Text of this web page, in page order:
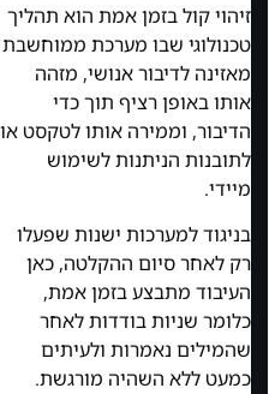
זיהוי קול בזמן אמת הוא תהליך
טכנולוגי שבו מערכת ממוחשבת
מאזינה לדיבור אנושי, מזהה
אותו באופן רציף תוך כדי
הדיבור, וממירה אותו לטקסט או
לתובנות הניתנות לשימוש
מיידי.
בניגוד למערכות ישנות שפעלו
רק לאחר סיום ההקלטה, כאן
העיבוד מתבצע בזמן אמת,
כלומר שניות בודדות לאחר
שהמילים נאמרות ולעיתים
כמעט ללא השהיה מורגשת.